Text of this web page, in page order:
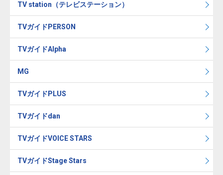
TV station（テレビステーション）
TVガイドPERSON
TVガイドAlpha
MG
TVガイドPLUS
TVガイドdan
TVガイドVOICE STARS
TVガイドStage Stars